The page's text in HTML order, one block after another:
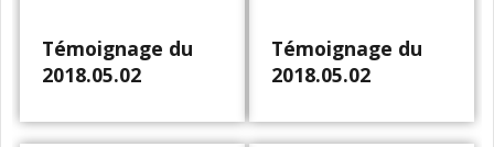
Témoignage du
2018.05.02
Témoignage du
2018.05.02